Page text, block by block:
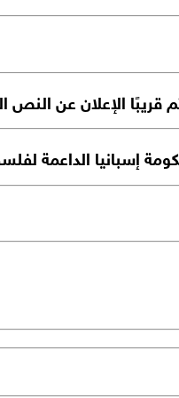
الإعلان عن النص
إسبانيا الداعمة